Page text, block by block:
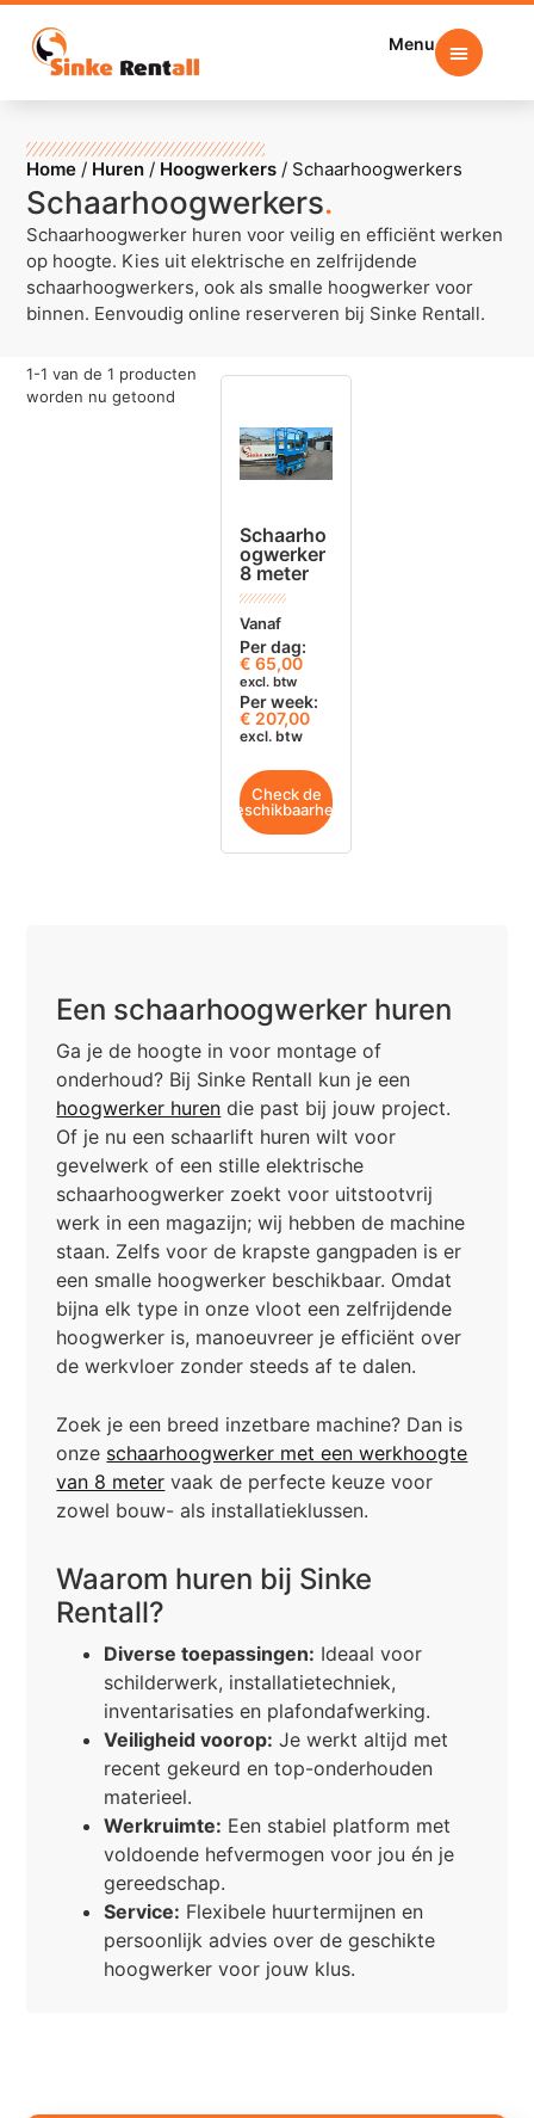
Menu
Home / Huren / Hoogwerkers / Schaarhoogwerkers
Schaarhoogwerkers.
Schaarhoogwerker huren voor veilig en efficiënt werken
op hoogte. Kies uit elektrische en zelfrijdende
schaarhoogwerkers, ook als smalle hoogwerker voor
binnen. Eenvoudig online reserveren bij Sinke Rentall.
1-1 van de1 producten
worden nu getoond
Schaarho
ogwerker
8 meter
Vanaf
Per dag:
€ 65,00
excl. btw
Per week:
€ 207,00
excl. btw
Check de
beschikbaarheid
Een schaarhoogwerker huren
Ga je de hoogte in voor montage of
onderhoud? Bij Sinke Rentall kun je een
hoogwerker huren die past bij jouw project.
Of je nu een schaarlift huren wilt voor
gevelwerk of een stille elektrische
schaarhoogwerker zoekt voor uitstootvrij
werk in een magazijn; wij hebben de machine
staan. Zelfs voor de krapste gangpaden is er
een smalle hoogwerker beschikbaar. Omdat
bijna elk type in onze vloot een zelfrijdende
hoogwerker is, manoeuvreer je efficiënt over
de werkvloer zonder steeds af te dalen.
Zoek je een breed inzetbare machine? Dan is
onze schaarhoogwerker met een werkhoogte
van 8 meter vaak de perfecte keuze voor
zowel bouw- als installatieklussen.
Waarom huren bij Sinke
Rentall?
Diverse toepassingen: Ideaal voor
schilderwerk, installatietechniek,
inventarisaties en plafondafwerking.
Veiligheid voorop: Je werkt altijd met
recent gekeurd en top-onderhouden
materieel.
Werkruimte: Een stabiel platform met
voldoende hefvermogen voor jou én je
gereedschap.
Service: Flexibele huurtermijnen en
persoonlijk advies over de geschikte
hoogwerker voor jouw klus.